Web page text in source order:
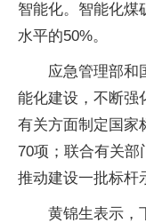
智能化。智能化煤
水平的50%。
应急管理部和
能化建设，不断强
有关方面制定国家
70项；联合有关部
推动建设一批标杆
黄锦生表示，